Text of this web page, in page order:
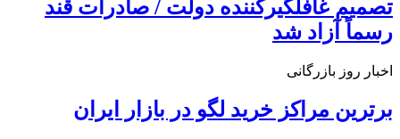
تصمیم غافلگیرکننده دولت / صادرات قند
رسماً آزاد شد
اخبار روز بازرگانی
برترین مراکز خرید لگو در بازار ایران